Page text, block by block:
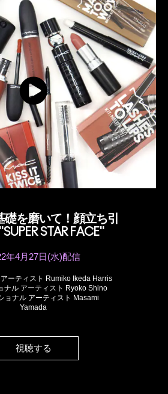
礎を磨いて！顔立ち引
STAR FACE"
年4月27日(水)配信
アーティスト Rumiko Ikeda Harris
ナル アーティスト Ryoko Shino
ョナル アーティスト Masami
Yamada
視聴する